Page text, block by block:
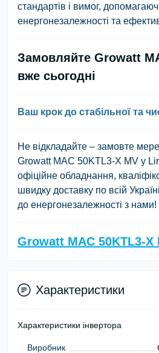
стандартів і вимог,
енергонезалежності та
Замовляйте Growatt
вже сьогодні
Ваш крок до стабільної та
Не відкладайте – замовте
Growatt MAC 50KTL3-X MV у
офіційне обладнання,
швидку доставку по всій
до енергонезалежності з нами!
Growatt MAC 50KTL3-X
Характеристики
Характеристики інвертора
Виробник